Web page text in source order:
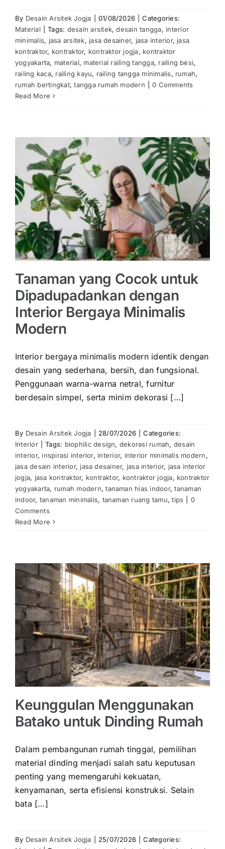
By Desain Arsitek Jogja 01/08/2026
Categories:
Material
Tags: desain arsitek,desain tangga, interior
minimalis, jasa arsitek, jasa desainer, jasa interior, jasa
kontraktor, kontraktor, kontraktor jogja, kontraktor
yogyakarta, material, material railing tangga, railing besi,
railing kaca, railing kayu, railing tangga minimalis, rumah,
rumah bertingkat,tangga rumah modern
0 Comments
Read More
Tanaman yang Cocok untuk
Dipadupadankan dengan
Interior Bergaya Minimalis
Modern
Interior bergaya minimalis modern identik dengan
desain yang sederhana, bersih, dan fungsional.
Penggunaan warna-warna netral, furnitur
berdesain simpel, serta minim dekorasi […]
By Desain Arsitek Jogja 28/07/2026
Categories:
Interior
Tags: biophilic design, dekorasi rumah, desain
interior, inspirasi interior, interior, interior minimalis modern,
jasa desain interior, jasa desainer, jasa interior, jasa interior
jogja, jasa kontraktor, kontraktor, kontraktor jogja, kontraktor
yogyakarta, rumah modern,tanaman hias indoor,tanaman
indoor, tanaman minimalis, tanaman ruang tamu,tips
0
Comments
Read More
Keunggulan Menggunakan
Batako untuk Dinding Rumah
Dalam pembangunan rumah tinggal, pemilihan
material dinding menjadi salah satu keputusan
penting yang memengaruhi kekuatan,
kenyamanan, serta efisiensi konstruksi. Selain
bata […]
By Desain Arsitek Jogja 25/07/2026
Categories: